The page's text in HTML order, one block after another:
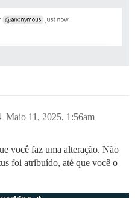
Maio 11, 2025, 1:56am
você faz uma alteração. Não
foi atribuído, até que você o